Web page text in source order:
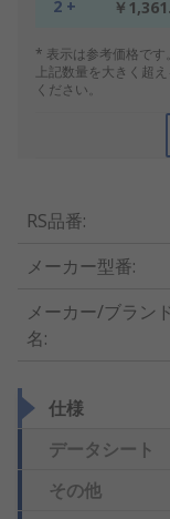
2 + ￥
* 表示は参考価格です
上記数量を大きく超
ください。
RS品番:
メーカー型番:
メーカー/ブラン
名:
仕様
データシート
その他